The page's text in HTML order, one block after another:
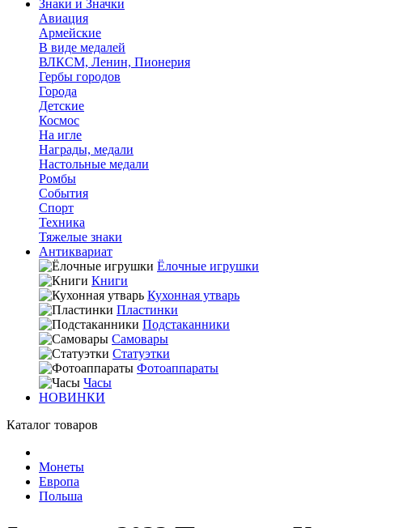
Знаки и Значки
Авиация
Армейские
В виде медалей
ВЛКСМ, Ленин, Пионерия
Гербы городов
Города
Детские
Космос
На игле
Награды, медали
Настольные медали
Ромбы
События
Спорт
Техника
Тяжелые знаки
Антиквариат
Ёлочные игрушки
Книги
Кухонная утварь
Пластинки
Подстаканники
Самовары
Статуэтки
Фотоаппараты
Часы
НОВИНКИ
Каталог товаров
Монеты
Европа
Польша